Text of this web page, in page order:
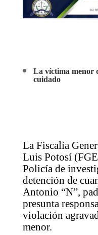
La víctima menor
cuidado
La Fiscalía
Luis Potosí
Policía de
detención de
Antonio “N”,
presunta
violación
menor.